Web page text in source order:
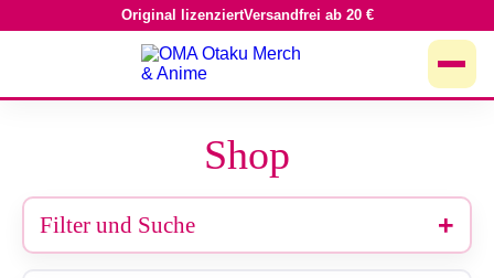
Inhalt
Original lizenziertVersandfrei ab 20 €
Shop
Filter und Suche